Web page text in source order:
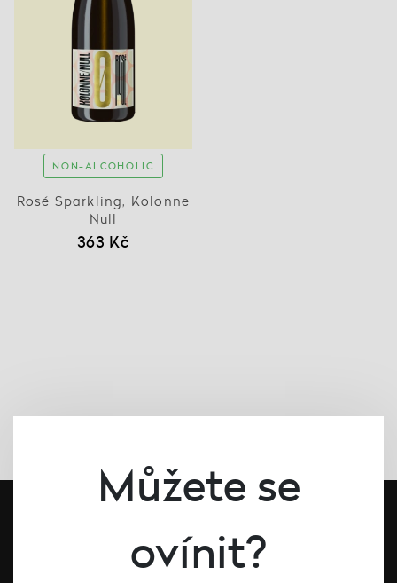
NON-ALCOHOLIC
Rosé Sparkling, Kolonne
Null
363 Kč
Můžete se
ovínit?